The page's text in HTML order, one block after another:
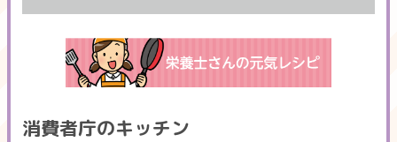
消費者庁のキッチン